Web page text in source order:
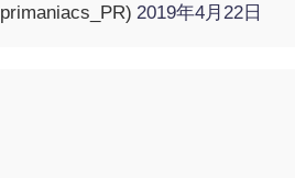
2019年4月22日